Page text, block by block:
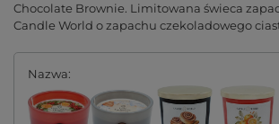
Chocolate Brownie. Limitowana świeca
Candle World o zapachu czekoladowego
Nazwa